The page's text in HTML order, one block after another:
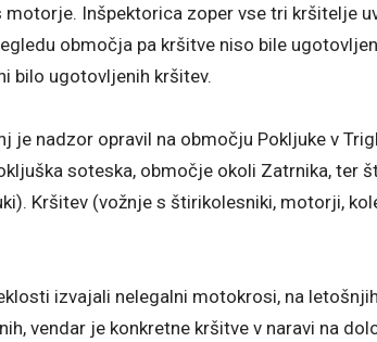
Inšpektorica zoper vse tri kršitelje
območja pa kršitve niso bile
bilo ugotovljenih kršitev.
je nadzor opravil na območju Pokljuke v
soteska, območje okoli Zatrnika, ter
Kršitev (vožnje s štirikolesniki, motorji,
izvajali nelegalni motokrosi, na
vendar je konkretne kršitve v naravi na